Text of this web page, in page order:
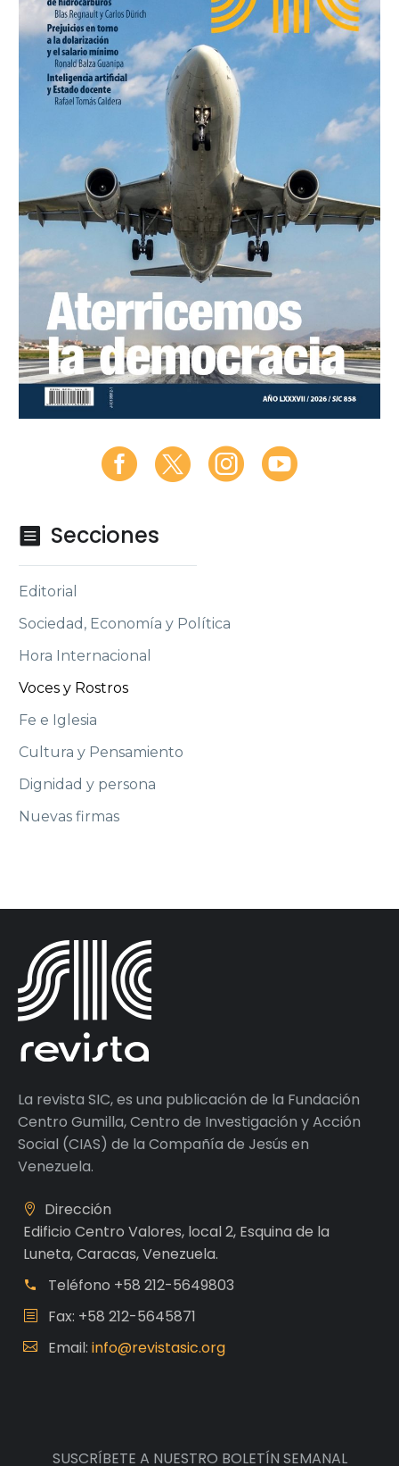
 Secciones
Editorial
Sociedad, Economía y Política
Hora Internacional
Voces y Rostros
Fe e Iglesia
Cultura y Pensamiento
Dignidad y persona
Nuevas firmas
La revista SIC, es una publicación de la Fundación
Centro Gumilla, Centro de Investigación y Acción
Social (CIAS) de la Compañía de Jesús en
Venezuela.
Dirección
Edificio Centro Valores, local 2, Esquina de la
Luneta, Caracas, Venezuela.
Teléfono +58 212-5649803
Fax: +58 212-5645871
Email: info@revistasic.org
SUSCRÍBETE A NUESTRO BOLETÍN SEMANAL